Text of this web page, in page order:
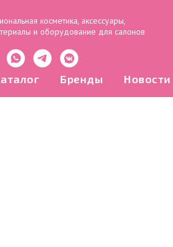
косметика, аксессуары,
и оборудование для салонов
Бренды Новости